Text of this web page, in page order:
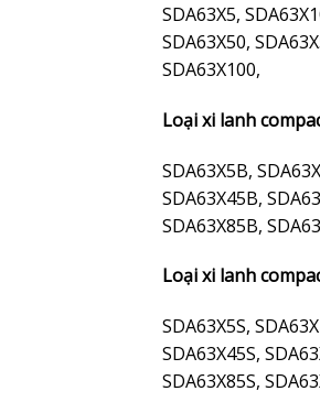
SDA63X5,
SDA63X50,
SDA63X100,
Loại xi lanh
SDA63X5B,
SDA63X45B,
SDA63X85B,
Loại xi lanh
SDA63X5S,
SDA63X45S,
SDA63X85S,